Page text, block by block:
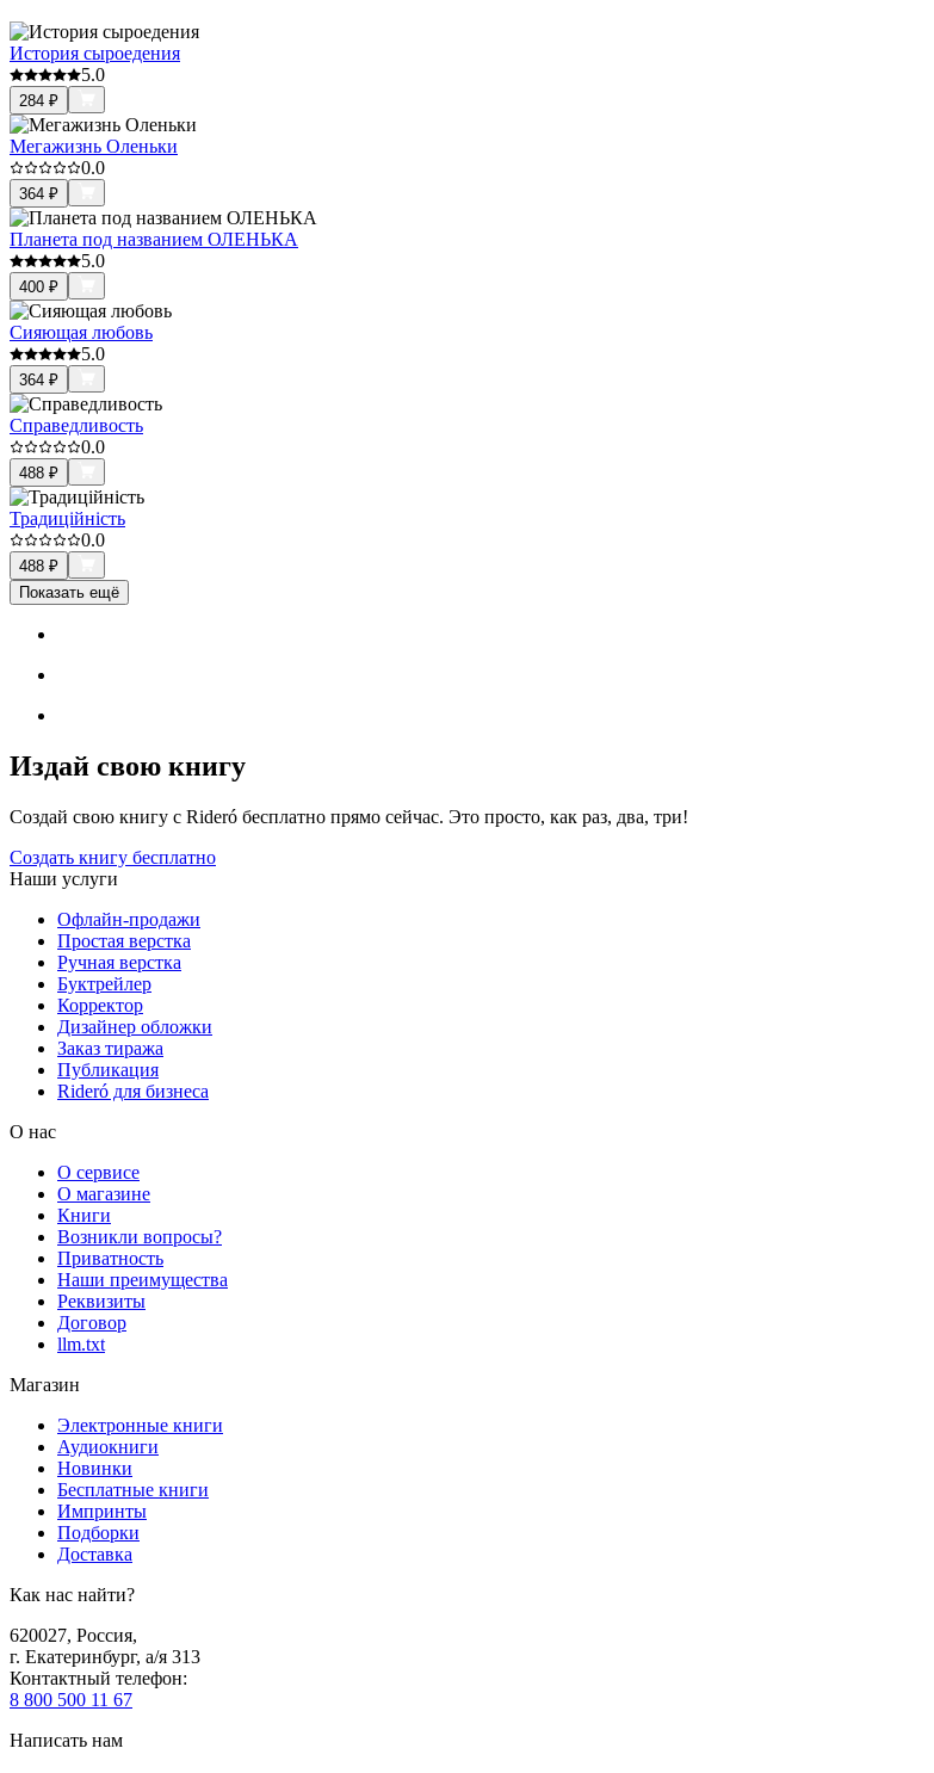
История сыроедения
5.0
284 ₽
Мегажизнь Оленьки
0.0
364 ₽
Планета под названием ОЛЕНЬКА
5.0
400 ₽
Сияющая любовь
5.0
364 ₽
Справедливость
0.0
488 ₽
Традиційність
0.0
488 ₽
Показать ещё
Издай свою книгу
Создай свою книгу с Rideró бесплатно прямо сейчас. Это просто, как раз, два, три!
Создать книгу бесплатно
Наши услуги
Офлайн-продажи
Простая верстка
Ручная верстка
Буктрейлер
Корректор
Дизайнер обложки
Заказ тиража
Публикация
Rideró для бизнеса
О нас
О сервисе
О магазине
Книги
Возникли вопросы?
Приватность
Наши преимущества
Реквизиты
Договор
llm.txt
Магазин
Электронные книги
Аудиокниги
Новинки
Бесплатные книги
Импринты
Подборки
Доставка
Как нас найти?
620027, Россия,
г. Екатеринбург, а/я 313
Контактный телефон:
8 800 500 11 67
Написать нам